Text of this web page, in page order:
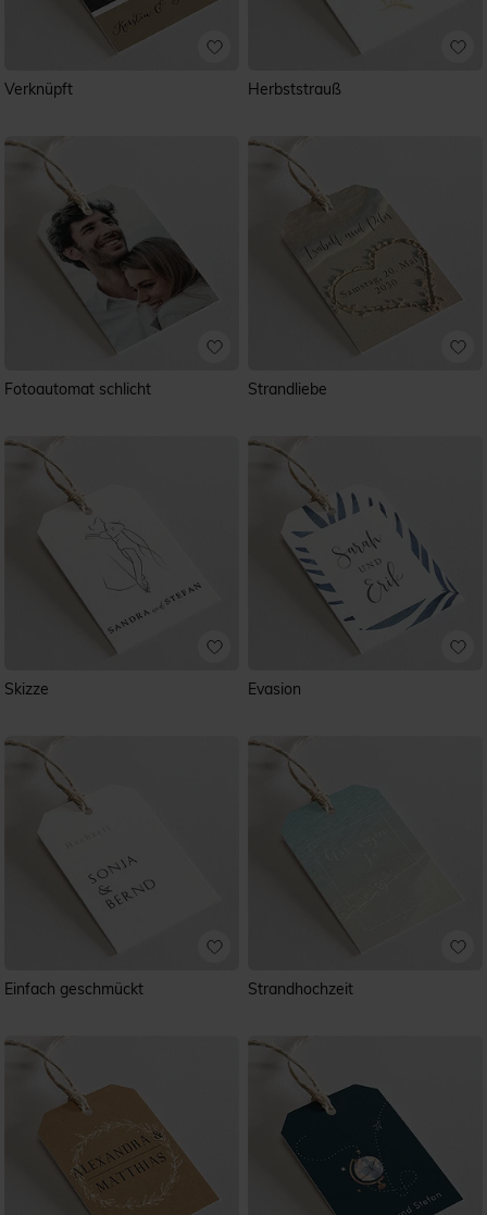
Verknüpft Herbststrauß
Fotoautomat schlicht Strandliebe
Skizze Evasion
Einfach geschmückt Strandhochzeit